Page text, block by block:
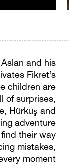
and his
Fikret’s
children are
of surprises,
Hürkuş and
adventure
their way
mistakes,
moment.